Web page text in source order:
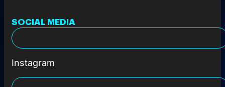
SOCIAL MEDIA
Instagram